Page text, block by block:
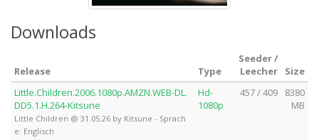
Downloads
Release Type
Seeder /
Leecher
Size
Little.Children.2006.1080p.AMZN.WEB-DL.
DD5.1.H.264-Kitsune
Little Children @ 31.05.26 by Kitsune - Sprach
e: Englisch
Hd-
1080p
457 / 409
8380
MB